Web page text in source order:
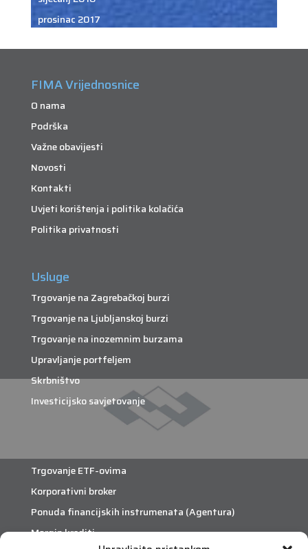
prosinac 2017
FIMA Vrijednosnice
O nama
Podrška
Važne obavijesti
Novosti
Kontakti
Uvjeti korištenja i politika kolačića
Politika privatnosti
Usluge
Trgovanje na Zagrebačkoj burzi
Trgovanje na Ljubljanskoj burzi
Trgovanje na inozemnim burzama
Upravljanje portfeljem
Skrbništvo
Investicijsko savjetovanje
Trgovanje ETF-ovima
Korporativni broker
Ponuda financijskih instrumenata (Agentura)
Margin krediti